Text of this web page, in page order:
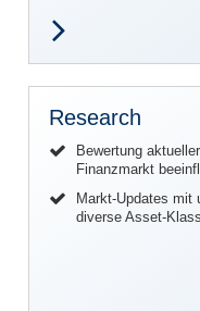
Research
Bewertung
Finanzmarkt
Markt-Updates mit
diverse Asset-